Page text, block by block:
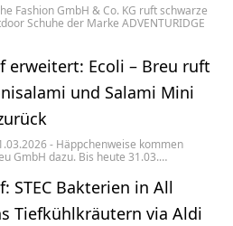
Fashion GmbH & Co. KG ruft schwarze
Schuhe der Marke ADVENTURIDGE
erweitert: Ecoli – Breu ruft
und Salami Mini
- Häppchenweise kommen
GmbH dazu. Bis heute 31.03.…
STEC Bakterien in All
Tiefkühlkräutern via Aldi